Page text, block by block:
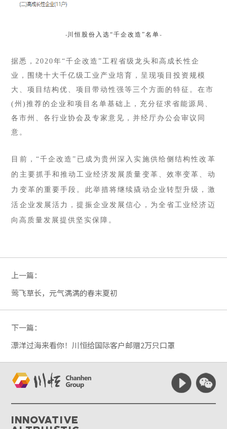
-川恒股份入选“千企改造”名单-
据悉，2020年“千企改造”工程省级龙头和高成长性企
业，围绕十大千亿级工业产业培育，呈现项目投资规模
大、项目结构优、项目带动性强等三个方面的特征。在市
(州)推荐的企业和项目名单基础上，充分征求省能源局、
各市州、各行业协会及专家意见，并经厅办公会审议同
意。
目前，“千企改造”已成为贵州深入实施供给侧结构性改革
的主要抓手和推动工业经济发展质量变革、效率变革、动
力变革的重要手段。此举措将继续撬动企业转型升级，激
活企业发展活力，提振企业发展信心，为全省工业经济迈
向高质量发展提供坚实保障。
上一篇：
莺飞草长，元气满满的春末夏初
下一篇：
漂洋过海来看你！川恒给国际客户邮赠2万只口罩
Innovative